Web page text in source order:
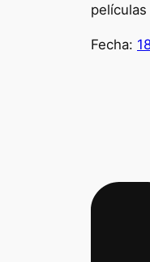
Fecha: